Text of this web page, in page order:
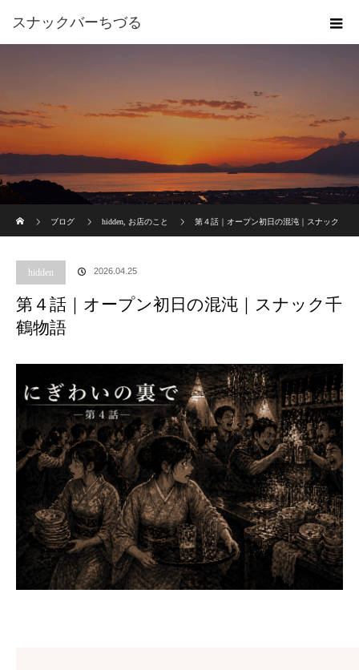
スナックバーちづる
ブログ
hidden お店のこと 第４話｜オープン初日の混沌｜スナック
hidden 2026.04.25
第４話｜オープン初日の混沌｜スナック千
鶴物語